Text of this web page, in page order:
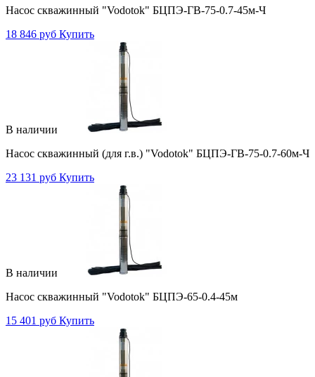
Насос скважинный "Vodotok" БЦПЭ-ГВ-75-0.7-45м-Ч
18 846 руб Купить
В наличии
Насос скважинный (для г.в.) "Vodotok" БЦПЭ-ГВ-75-0.7-60м-Ч
23 131 руб Купить
В наличии
Насос скважинный "Vodotok" БЦПЭ-65-0.4-45м
15 401 руб Купить